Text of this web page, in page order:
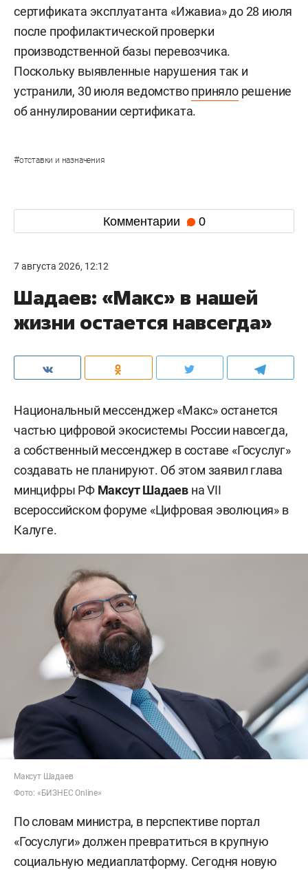
сертификата эксплуатанта «Ижавиа» до 28 июля
после профилактической проверки
производственной базы перевозчика.
Поскольку выявленные нарушения так и
устранили, 30 июля ведомствопринялорешение
об аннулировании сертификата.
#отставки и назначения
Комментарии 0
7 августа 2026, 12:12
Шадаев: «Макс» в нашей
жизни остается навсегда»
Национальный мессенджер «Макс» останется
частью цифровой экосистемы России навсегда,
а собственный мессенджер в составе «Госуслуг»
создавать не планируют. Об этом заявил глава
минцифры РФ Максут Шадаев на VII
всероссийском форуме «Цифровая эволюция» в
Калуге.
Максут Шадаев
Фото: «БИЗНЕС Online»
По словам министра, в перспективе портал
«Госуслуги» должен превратиться в крупную
социальную медиаплатформу. Сегодня новую